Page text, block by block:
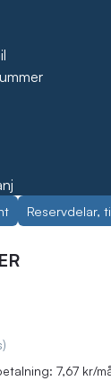
Reservdelar,
7,67 kr/